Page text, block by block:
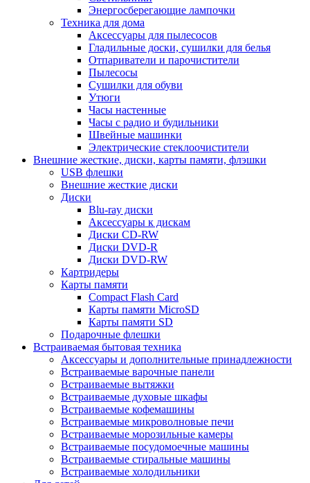
Энергосберегающие лампочки
Техника для дома
Аксессуары для пылесосов
Гладильные доски, сушилки для белья
Отпариватели и парочистители
Пылесосы
Сушилки для обуви
Утюги
Часы настенные
Часы с радио и будильники
Швейные машинки
Электрические стеклоочистители
Внешние жесткие, диски, карты памяти, флэшки
USB флешки
Внешние жесткие диски
Диски
Blu-ray диски
Аксессуары к дискам
Диски CD-RW
Диски DVD-R
Диски DVD-RW
Картридеры
Карты памяти
Compact Flash Card
Карты памяти MicroSD
Карты памяти SD
Подарочные флешки
Встраиваемая бытовая техника
Аксессуары и дополнительные принадлежности
Встраиваемые варочные панели
Встраиваемые вытяжки
Встраиваемые духовые шкафы
Встраиваемые кофемашины
Встраиваемые микроволновые печи
Встраиваемые морозильные камеры
Встраиваемые посудомоечные машины
Встраиваемые стиральные машины
Встраиваемые холодильники